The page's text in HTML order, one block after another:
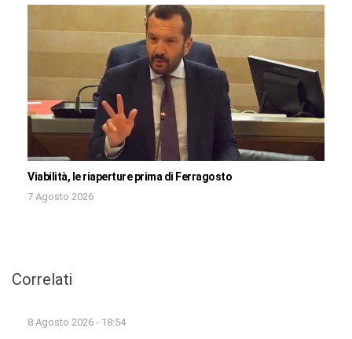
Viabilità, le riaperture prima di Ferragosto
7 Agosto 2026
Correlati
8 Agosto 2026 - 18:54